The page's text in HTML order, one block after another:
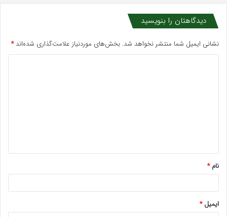
دیدگاهتان را بنویسید
نشانی ایمیل شما منتشر نخواهد شد. بخش‌های موردنیاز علامت‌گذاری شده‌اند*
*
نام*
ایمیل*